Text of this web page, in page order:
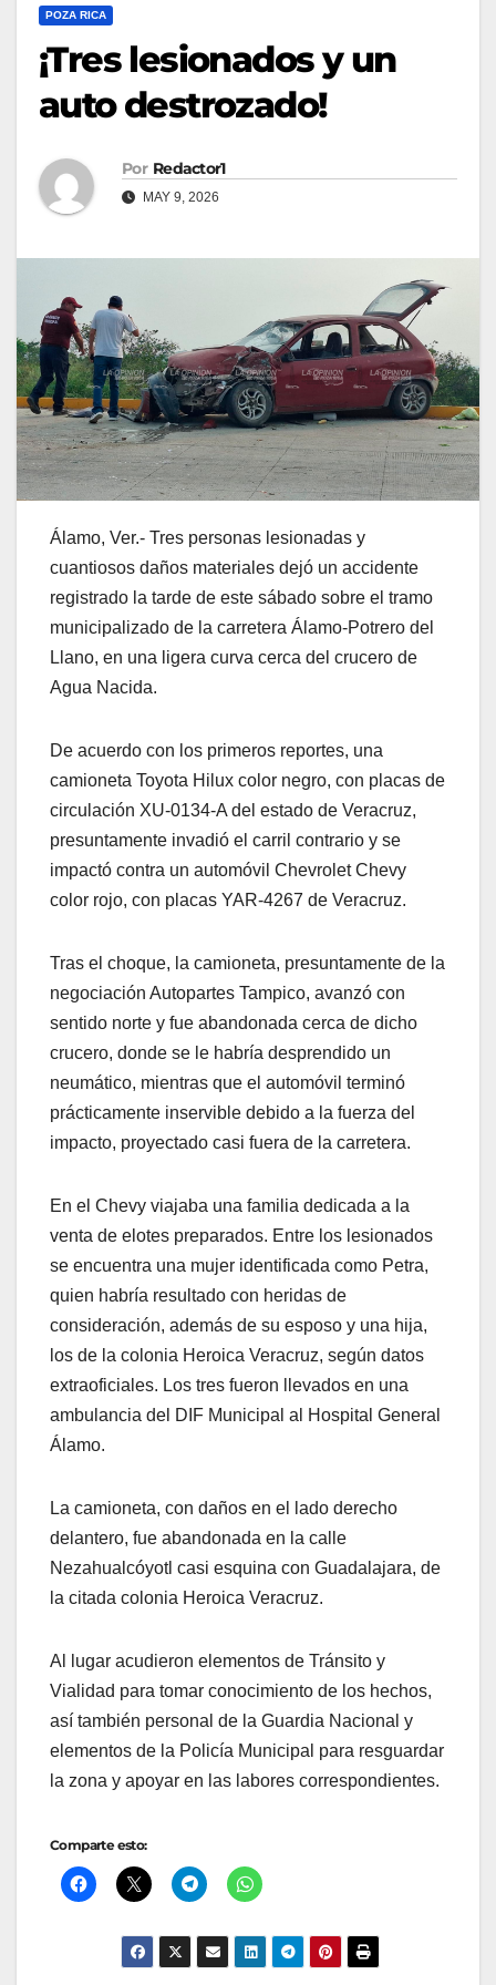
POZA RICA
¡Tres lesionados y un
auto destrozado!
Por Redactor1
MAY 9, 2026
Álamo, Ver.- Tres personas lesionadas y
cuantiosos daños materiales dejó un accidente
registrado la tarde de este sábado sobre el tramo
municipalizado de la carretera Álamo-Potrero del
Llano, en una ligera curva cerca del crucero de
Agua Nacida.
De acuerdo con los primeros reportes, una
camioneta Toyota Hilux color negro, con placas de
circulación XU-0134-A del estado de Veracruz,
presuntamente invadió el carril contrario y se
impactó contra un automóvil Chevrolet Chevy
color rojo, con placas YAR-4267 de Veracruz.
Tras el choque, la camioneta, presuntamente de la
negociación Autopartes Tampico, avanzó con
sentido norte y fue abandonada cerca de dicho
crucero, donde se le habría desprendido un
neumático, mientras que el automóvil terminó
prácticamente inservible debido a la fuerza del
impacto, proyectado casi fuera de la carretera.
En el Chevy viajaba una familia dedicada a la
venta de elotes preparados. Entre los lesionados
se encuentra una mujer identificada como Petra,
quien habría resultado con heridas de
consideración, además de su esposo y una hija,
los de la colonia Heroica Veracruz, según datos
extraoficiales. Los tres fueron llevados en una
ambulancia del DIF Municipal al Hospital General
Álamo.
La camioneta, con daños en el lado derecho
delantero, fue abandonada en la calle
Nezahualcóyotl casi esquina con Guadalajara, de
la citada colonia Heroica Veracruz.
Al lugar acudieron elementos de Tránsito y
Vialidad para tomar conocimiento de los hechos,
así también personal de la Guardia Nacional y
elementos de la Policía Municipal para resguardar
la zona y apoyar en las labores correspondientes.
Comparte esto: